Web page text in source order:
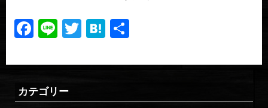
Facebook
LineTwitterHatena
カテゴリー